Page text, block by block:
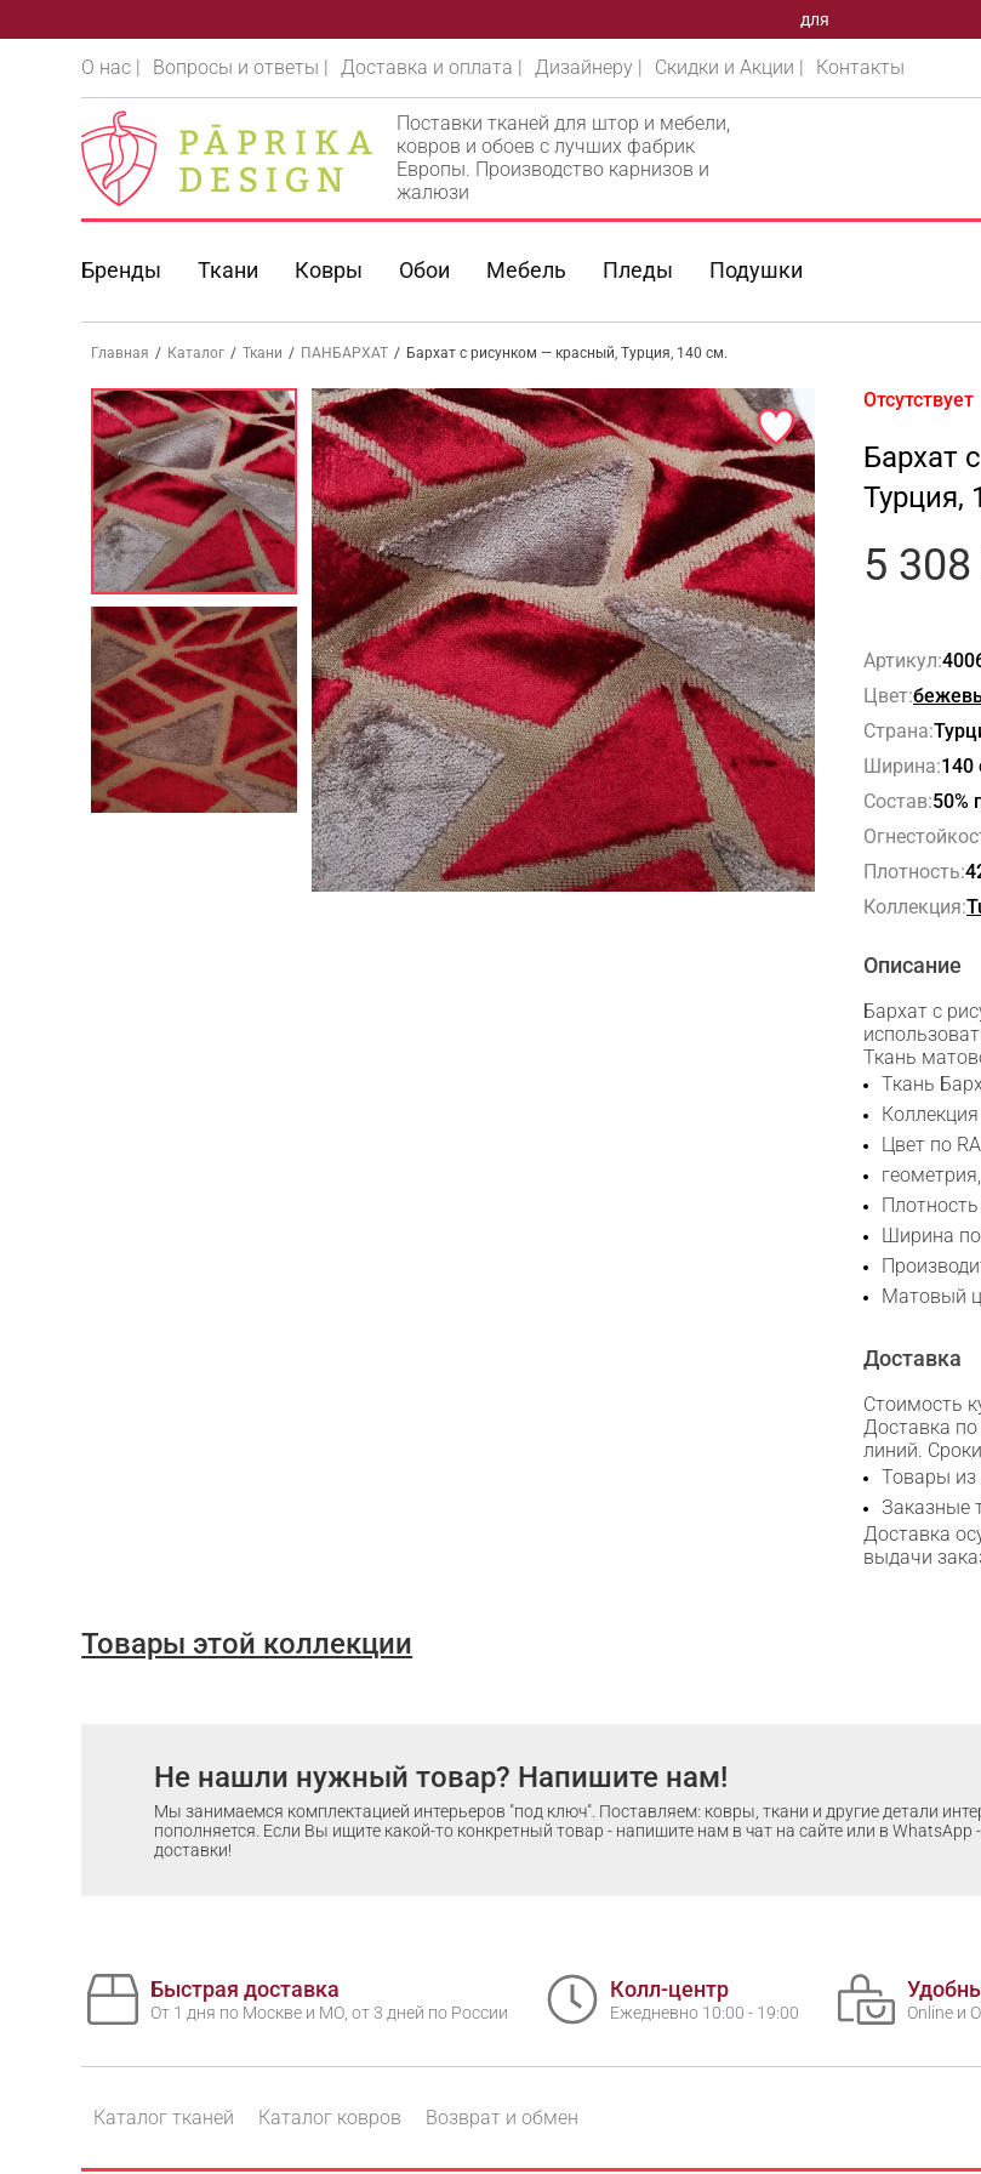
ВАШЕГО
О нас | Вопросы и ответы | Доставка и оплата | Дизайнеру | Скидки и Акции | Контакты
Поставки тканей для штор и мебели,
ковров и обоев с лучших фабрик
Европы. Производство карнизов и
жалюзи
Бренды Ткани Ковры Обои Мебель Пледы Подушки
Главная / Каталог / Ткани / ПАНБАРХАТ / Бархат с рисунком — красный, Турция, 140 см.
Отсутствует
Бархат
Турция,
5 308
Артикул:
Цвет:
Страна:
Ширина:140
Состав:50%
Плотность:
Коллекция:
Описание
Бархат с
Ткань
Ткань
Коллекция
Цвет по
геометрия,
Ширина
Матовый
Доставка
Стоимость
Доставка
линий.
Товары из
Заказные
Доставка
выдачи
Товары этой коллекции
Не нашли нужный товар? Напишите нам!
Мы занимаемся комплектацией интерьеров "под ключ". Поставляем: ковры, ткани и другие детали
пополняется. Если Вы ищите какой-то конкретный товар - напишите нам в чат на сайте или в
доставки!
Быстрая доставка
От 1 дня по Москве и МО, от 3 дней по России
Колл-центр
Ежедневно 10:00 - 19:00 Online и
Каталог тканей Каталог ковров Возврат и обмен
WhatsApp
Telegram